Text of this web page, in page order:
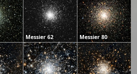
Messier 62 Messier 80